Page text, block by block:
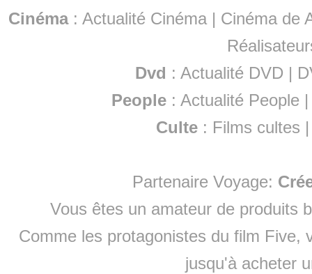
Cinéma: Actualité Cinéma | Cinéma de
Dvd : Actualité DVD |
People :Actualité People
Culte : Films cultes
Partenaire Voyage:
Vous êtes un amateur de produits
Comme les protagonistes du film Five,
jusqu'à acheter